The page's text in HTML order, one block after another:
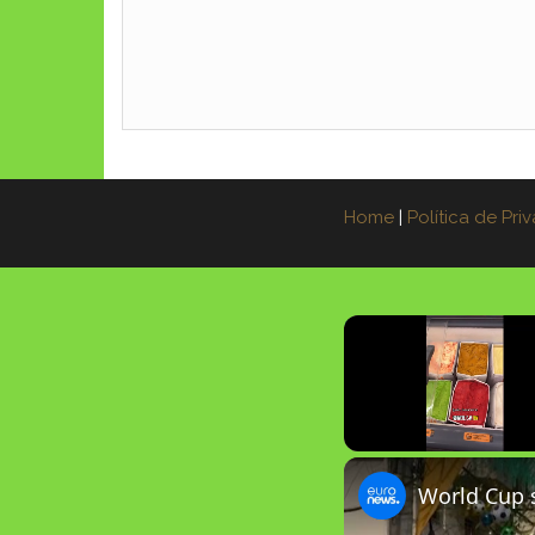
Home | Política de
Unmute
World Cup